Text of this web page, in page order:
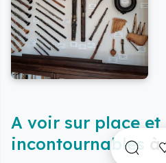
A voir sur place et
incontournables